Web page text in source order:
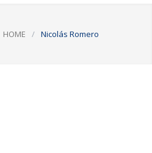
HOME / Nicolás Romero